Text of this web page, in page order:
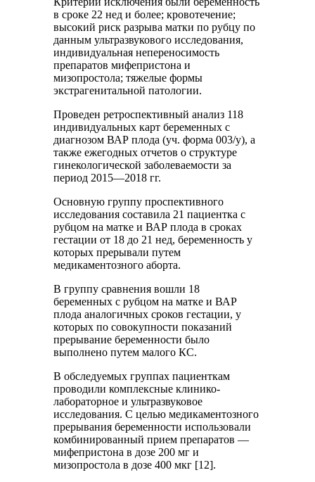
в сроке 22 нед и более; кровотечение;
высокий риск разрыва матки по рубцу по
данным ультразвукового исследования,
индивидуальная непереносимость
препаратов мифепристона и
мизопростола; тяжелые формы
экстрагенитальной патологии.
Проведен ретроспективный анализ 118
индивидуальных карт беременных с
диагнозом ВАР плода (уч. форма 003/у), а
также ежегодных отчетов о структуре
гинекологической заболеваемости за
период 2015—2018 гг.
Основную группу проспективного
исследования составила 21 пациентка с
рубцом на матке и ВАР плода в сроках
гестации от 18 до 21 нед, беременность у
которых прерывали путем
медикаментозного аборта.
В группу сравнения вошли 18
беременных с рубцом на матке и ВАР
плода аналогичных сроков гестации, у
которых по совокупности показаний
прерывание беременности было
выполнено путем малого КС.
В обследуемых группах пациенткам
проводили комплексные клинико-
лабораторное и ультразвуковое
исследования. С целью медикаментозного
прерывания беременности использовали
комбинированный прием препаратов —
мифепристона в дозе 200 мг и
мизопростола в дозе 400 мкг [12].